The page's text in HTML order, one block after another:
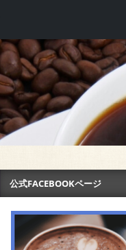
公式FACEBOOKページ